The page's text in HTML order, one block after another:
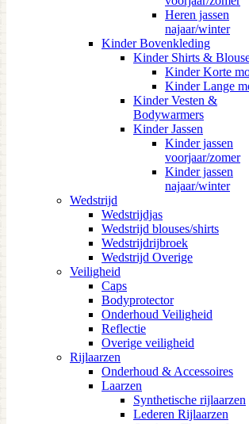
Heren jassen
najaar/winter
Kinder Bovenkleding
Kinder Shirts &
Kinder Korte
Kinder Lange
Kinder Vesten &
Bodywarmers
Kinder Jassen
Kinder jassen
voorjaar/zomer
Kinder jassen
najaar/winter
Wedstrijd
Wedstrijdjas
Wedstrijd blouses/shirts
Wedstrijdrijbroek
Wedstrijd Overige
Veiligheid
Caps
Bodyprotector
Onderhoud Veiligheid
Reflectie
Overige veiligheid
Rijlaarzen
Onderhoud & Accessoires
Laarzen
Synthetische rijlaarzen
Lederen Rijlaarzen